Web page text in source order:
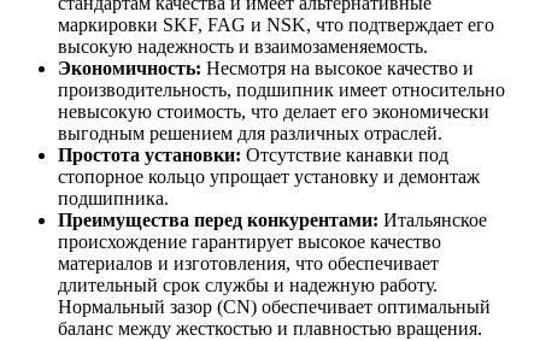
маркировки SKF, FAG и NSK, что подтверждает его
высокую надежность и взаимозаменяемость.
Экономичность: Несмотря на высокое качество и
производительность, подшипник имеет относительно
невысокую стоимость, что делает его экономически
выгодным решением для различных отраслей.
Простота установки: Отсутствие канавки под
стопорное кольцо упрощает установку и демонтаж
подшипника.
Преимущества перед конкурентами: Итальянское
происхождение гарантирует высокое качество
материалов и изготовления, что обеспечивает
длительный срок службы и надежную работу.
Нормальный зазор (CN) обеспечивает оптимальный
баланс между жесткостью и плавностью вращения.